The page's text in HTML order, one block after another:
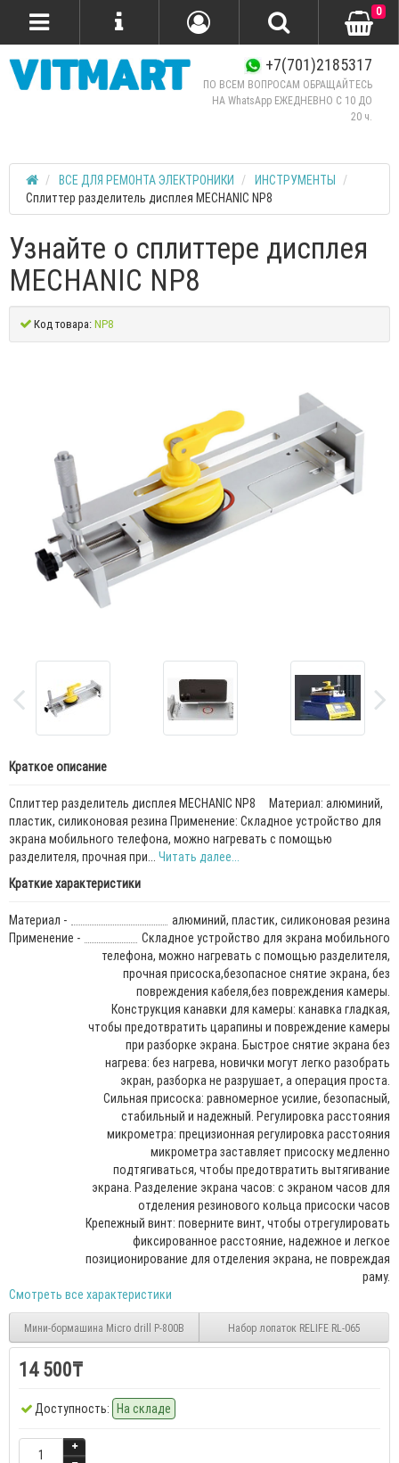
+7(701)2185317
ПО ВСЕМ ВОПРОСАМ ОБРАЩАЙТЕСЬ
НА WhatsApp ЕЖЕДНЕВНО C 10 ДО
20 ч.
0
ВСЕ ДЛЯ РЕМОНТА ЭЛЕКТРОНИКИ
ИНСТРУМЕНТЫ
Сплиттер разделитель дисплея MECHANIC NP8
Узнайте о сплиттере дисплея
MECHANIC NP8
Код товара:NP8
Краткое описание
Сплиттер разделитель дисплея MECHANIC NP8 Материал: алюминий,
пластик, силиконовая резина Применение: Складное устройство для
экрана мобильного телефона, можно нагревать с помощью
разделителя, прочная при... Читать далее...
Краткие характеристики
Материал -
алюминий, пластик, силиконовая резина
Применение -
Складное устройство для экрана мобильного
телефона, можно нагревать с помощью разделителя,
прочная присоска,безопасное снятие экрана, без
повреждения кабеля,без повреждения камеры.
Конструкция канавки для камеры: канавка гладкая,
чтобы предотвратить царапины и повреждение камеры
при разборке экрана. Быстрое снятие экрана без
нагрева: без нагрева, новички могут легко разобрать
экран, разборка не разрушает, а операция проста.
Сильная присоска: равномерное усилие, безопасный,
стабильный и надежный. Регулировка расстояния
микрометра: прецизионная регулировка расстояния
микрометра заставляет присоску медленно
подтягиваться, чтобы предотвратить вытягивание
экрана. Разделение экрана часов: с экраном часов для
отделения резинового кольца присоски часов
Крепежный винт: поверните винт, чтобы отрегулировать
фиксированное расстояние, надежное и легкое
позиционирование для отделения экрана, не повреждая
раму.
Смотреть все характеристики
Мини-бормашина Micro drill P-800B Набор лопаток RELIFE RL-065
14 500₸
Доступность: На складе